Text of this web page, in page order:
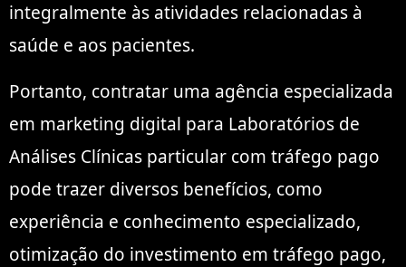
integralmente às atividades relacionadas à
saúde e aos pacientes.
Portanto, contratar uma agência especializada
em marketing digital para Laboratórios de
Análises Clínicas particular com tráfego pago
pode trazer diversos benefícios, como
experiência e conhecimento especializado,
otimização do investimento em tráfego pago,